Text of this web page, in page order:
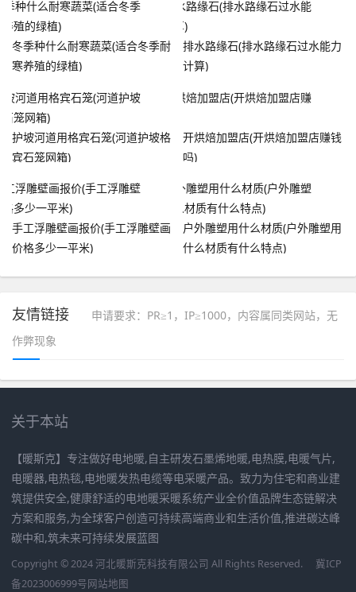
冬季种什么耐寒蔬菜(适合冬季耐
寒养殖的绿植)
排水路缘石(排水路缘石过水能力
计算)
护坡河道用格宾石笼(河道护坡格
宾石笼网箱)
开烘焙加盟店(开烘焙加盟店赚钱
吗)
手工浮雕壁画报价(手工浮雕壁画
价格多少一平米)
户外雕塑用什么材质(户外雕塑用
什么材质有什么特点)
友情链接
申请要求：PR≥1，IP≥1000，内容属同类网站，无
作弊现象
关于本站
【暖斯克】专注做好电地暖,自主研发石墨烯地暖,电热膜,电暖气片,
电暖器,电热毯,电地暖发热电缆等电采暖产品。致力为住宅和商业建
筑提供安全,健康舒适的电地暖采暖系统产业全价值品牌生态链解决
方案和服务,为全球客户创造可持续高端商业和生活价值,推进碳达峰
碳中和,筑未来可持续发展蓝图
Copyright © 2024 河北暖斯克科技有限公司 All Rights Reserved.
冀ICP
备2023006999号网站地图